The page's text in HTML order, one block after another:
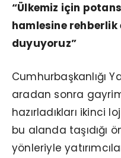
“Ülkemiz için
hamlesine
duyuyoruz”
Cumhurbaşkanlığı
aradan sonra
hazırladıkları ikinci
bu alanda taşıdığı
yönleriyle